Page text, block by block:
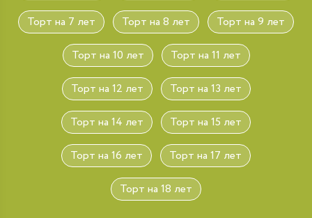
Торт на 7 лет Торт на 8 лет Торт на 9 лет
Торт на 10 лет Торт на 11 лет
Торт на 12 лет Торт на 13 лет
Торт на 14 лет Торт на 15 лет
Торт на 16 лет Торт на 17 лет
Торт на 18 лет